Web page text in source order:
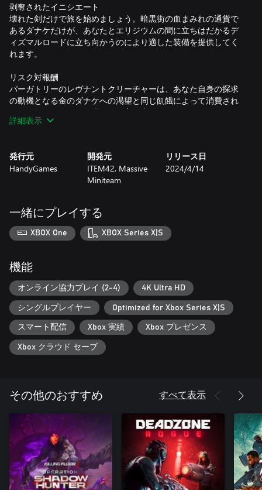
剥奪されたイニシエート
壊れた剣だけで旅を始めましょう。暗黒街の血まみれの通貨で
あるダナケだけが、あなたとエリジウムの間に立ちはだかるデ
ィズマルロードに立ち向かうのにより適した装備を提供してく
れます。
リスク対報酬
パーガトリーのレヴナントクリーチャーは、あなた自身の探求
の動機となる金のダナケへの渇望と同じ飢餓によって消費され
ます。敵に倒れると、獲得した富を失うことになります。死ぬ
前にダナケをパンテオンに預けるか、エリュシオンまで走り続
組み立ての強さ
冥界は孤独な場所です。最大 3 人の友だちを集めて、一緒にエ
リシオンへの道を切り開いてください。協同組合固有のギアと
ポート、防御、復活させます。
過酷な旅
テセウスの焼け焦げた崖、オルフェウスの荒れ果てた寺院、ヘ
う。崩壊しつつある迷宮、溶けた純金の湖、カリブディアの渦
に飲み込まれた砕けた山々をナビゲートします。
アレスの武器庫
巫女たちは恐るべき武器の備蓄を保持しています。ダナケを使
用して、戦場で着用者に大きなアドバンテージを与える強力な
クラウンとリングを装備してください。多数の遠距離武器と近
接武器から選択し、選択した武器に多数のエキサイティングな
拡張機能を吹き込みます。
詳細表示
発行元
HandyGames
開発元
ITEM42, Massive
Miniteam
リリース日
2024/4/14
一緒にプレイする
XBOX One XBOX Series X|S
機能
オンライン協力プレイ (2-4) 4K Ultra HD
シングルプレイヤー Optimized for Xbox Series X|S
スマート配信 Xbox 実績 Xbox プレゼンス
Xbox クラウド セーブ
その他のおすすめ すべて表示